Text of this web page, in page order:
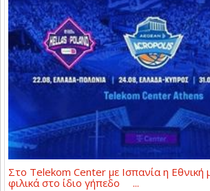
Στο Telekom Center με Ισπανία η Εθνική
φιλικά στο ίδιο γήπεδο ...